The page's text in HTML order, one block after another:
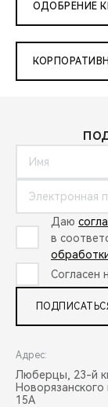
ОДОБРЕНИЕ
Даю
в
Согласен
Адрес:
Люберцы, 23-й
Новорязанского
15А